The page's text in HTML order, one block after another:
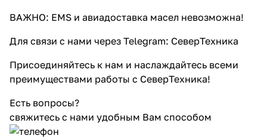
ВАЖНО: EMS и авиадоставка масел невозможна!
Для связи с нами через Telegram: СеверТехника
Присоединяйтесь к нам и наслаждайтесь всеми
преимуществами работы с СеверТехника!
Есть вопросы?
свяжитесь с нами удобным Вам способом